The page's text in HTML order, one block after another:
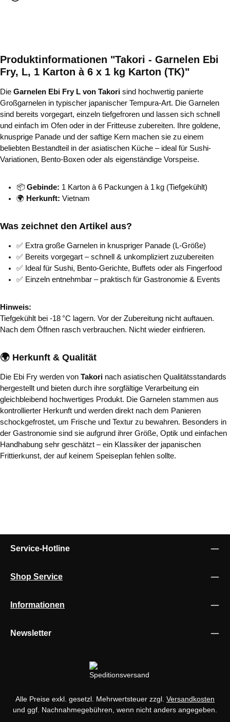
Produktinformationen "Takori - Garnelen Ebi
Fry, L, 1 Karton à 6 x 1 kg Karton (TK)"
Die Garnelen Ebi Fry L von Takori sind hochwertig panierte
Großgarnelen in typischer japanischer Tempura-Art. Die Garnelen
sind bereits vorgegart, einzeln tiefgefroren und lassen sich schnell
und einfach im Ofen oder in der Fritteuse zubereiten. Ihre goldene,
knusprige Panade und der saftige Kern machen sie zu einem
beliebten Bestandteil in der asiatischen Küche – ideal für Sushi-
Variationen, Bento-Boxen oder als eigenständige Vorspeise.
📦 Gebinde: 1 Karton à 6 Packungen à 1 kg (Tiefgekühlt)
🌍 Herkunft: Vietnam
Was zeichnet den Artikel aus?
✅ Extra große Garnelen in knuspriger Panade (L-Größe)
✅ Bereits vorgegart – schnell & unkompliziert zuzubereiten
✅ Ideal für Sushi, Bento-Gerichte, Buffets oder als Fingerfood
✅ Einzeln entnehmbar – praktisch für Gastronomie & Events
Hinweis:
Tiefgekühlt bei -18 °C lagern. Vor der Zubereitung nicht auftauen.
Nach dem Öffnen rasch verbrauchen. Nicht wieder einfrieren.
🌍 Herkunft & Qualität
Die Ebi Fry werden von Takori nach asiatischen Qualitätsstandards
hergestellt und bieten durch ihre sorgfältige Verarbeitung ein
gleichbleibend hochwertiges Produkt. Die Garnelen stammen aus
kontrollierter Herkunft und werden direkt nach dem Panieren
schockgefrostet, um Frische und Textur zu bewahren. Besonders in
der Gastronomie sind sie aufgrund ihrer Größe, Optik und einfachen
Handhabung sehr geschätzt – ein Klassiker der japanischen
Frittierkunst, der auf keinem Speiseplan fehlen sollte.
Service-Hotline
Shop Service
Informationen
Newsletter
Alle Preise exkl. gesetzl. Mehrwertsteuer zzgl. Versandkosten
und ggf. Nachnahmegebühren, wenn nicht anders angegeben.